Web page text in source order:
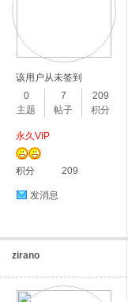
该用户从未签到
0
主题
7
帖子
209
积分
永久VIP
积分 209
发消息
zirano